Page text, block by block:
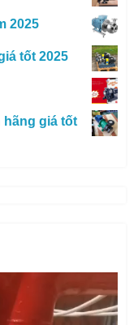
2025
tốt 2025
hãng giá tốt